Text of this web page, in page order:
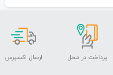
پرداخت در محل ارسال اکسپرس